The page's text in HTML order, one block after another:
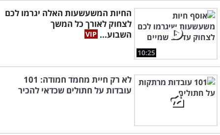
10:25
החיות המשעשעות האלה יגרמו לכם
לצחוק לאורך כל המשך
השבוע...
לא רק חיית מחמד חמודה: 101
עובדות על חתולים שכדאי להכיר